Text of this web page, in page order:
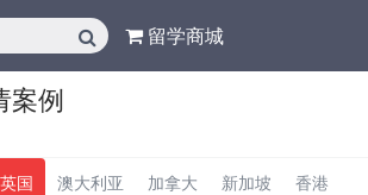
留学商城
案例
英国 澳大利亚 加拿大 新加坡 香港